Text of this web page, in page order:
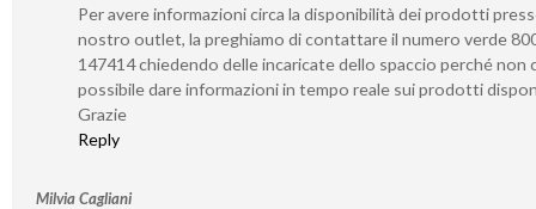
Per avere informazioni circa la disponibilità dei prodotti
nostro outlet, la preghiamo di contattare il numero verde
147414 chiedendo delle incaricate dello spaccio perché non
possibile dare informazioni in tempo reale sui prodotti
Grazie
Reply
Milvia Cagliani